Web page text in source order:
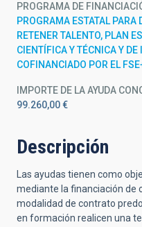
PROGRAMA DE
PROGRAMA ESTATAL PARA
RETENER TALENTO, PLAN
CIENTÍFICA Y TÉCNICA Y
COFINANCIADO POR EL
IMPORTE DE LA AYUDA
99.260,00 €
Descripción
Las ayudas tienen como
mediante la financiación de
modalidad de contrato
en formación realicen una